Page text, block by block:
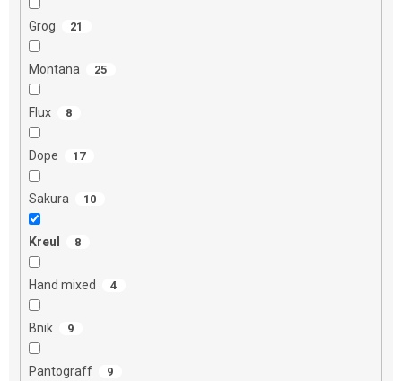
Grog 21
Montana 25
Flux 8
Dope 17
Sakura 10
Kreul 8
Hand mixed 4
Bnik 9
Pantograff 9